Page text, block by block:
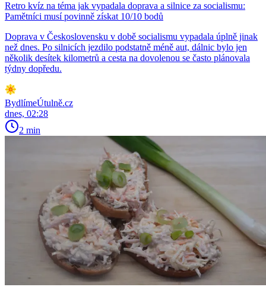
Retro kvíz na téma jak vypadala doprava a silnice za socialismu:
Pamětníci musí povinně získat 10/10 bodů
Doprava v Československu v době socialismu vypadala úplně jinak
než dnes. Po silnicích jezdilo podstatně méně aut, dálnic bylo jen
několik desítek kilometrů a cesta na dovolenou se často plánovala
týdny dopředu.
BydlímeÚtulně.cz
dnes, 02:28
2 min